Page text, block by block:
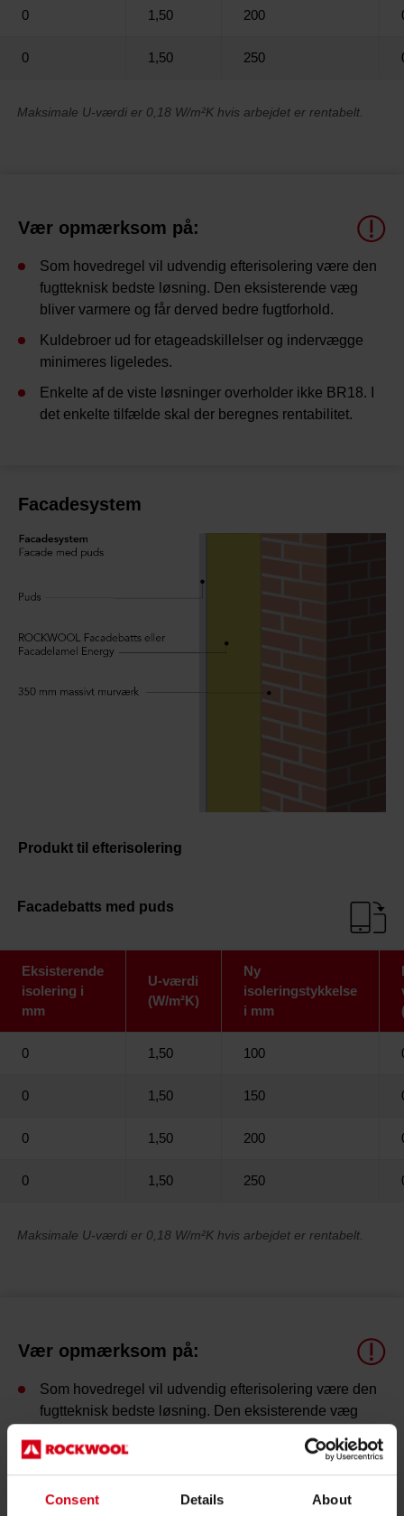
Consent Details About
0 1,50 200
0 1,50 250
Maksimale U-værdi er 0,18 W/m²K hvis arbejdet er rentabelt.
Vær opmærksom på:
Som hovedregel vil udvendig efterisolering være den
fugtteknisk bedste løsning. Den eksisterende væg
bliver varmere og får derved bedre fugtforhold.
Kuldebroer ud for etageadskillelser og indervægge
minimeres ligeledes.
Enkelte af de viste løsninger overholder ikke BR18. I
det enkelte tilfælde skal der beregnes rentabilitet.
Facadesystem
Produkt til efterisolering
Facadebatts med puds
Eksisterende
isolering i
mm
U-værdi
(W/m²K)
Ny
isoleringstykkelse
i mm
0 1,50 100
0 1,50 150
0 1,50 200
0 1,50 250
Maksimale U-værdi er 0,18 W/m²K hvis arbejdet er rentabelt.
Vær opmærksom på:
Som hovedregel vil udvendig efterisolering være den
fugtteknisk bedste løsning. Den eksisterende væg
Kuldebroer ud for etageadskillelser og indervægge